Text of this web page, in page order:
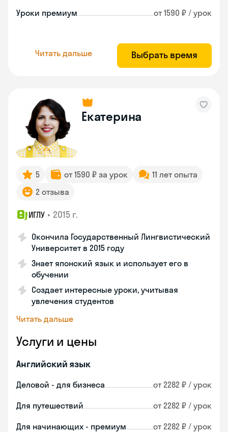
Уроки премиум от 1590 ₽ / урок
Читать дальше Выбрать время
Екатерина
5 от 1590 ₽ за урок
11 лет опыта
2 отзыва
ИГЛУ • 2015 г.
Окончила Государственный Лингвистический
Университет в 2015 году
Знает японский язык и использует его в
обучении
Создает интересные уроки, учитывая
увлечения студентов
Читать дальше
Услуги и цены
Английский язык
Деловой - для бизнеса от 2282 ₽ / урок
Для путешествий от 2282 ₽ / урок
Для начинающих - премиум от 2282 ₽ / урок